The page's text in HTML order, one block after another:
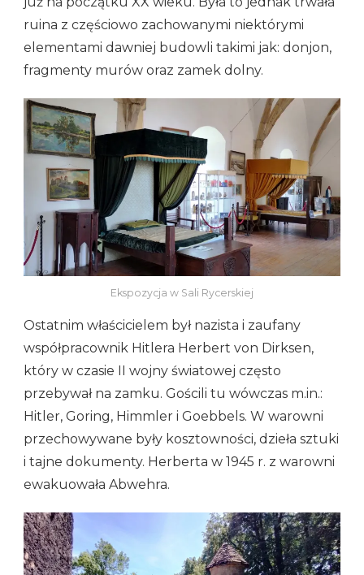
ruina z częściowo zachowanymi niektórymi
elementami dawniej budowli takimi jak: donjon,
fragmenty murów oraz zamek dolny.
Ekspozycja w Sali Rycerskiej
Ostatnim właścicielem był nazista i zaufany
współpracownik Hitlera Herbert von Dirksen,
który w czasie II wojny światowej często
przebywał na zamku. Gościli tu wówczas m.in.:
Hitler, Goring, Himmler i Goebbels. W warowni
przechowywane były kosztowności, dzieła sztuki
i tajne dokumenty. Herberta w 1945 r. z warowni
ewakuowała Abwehra.